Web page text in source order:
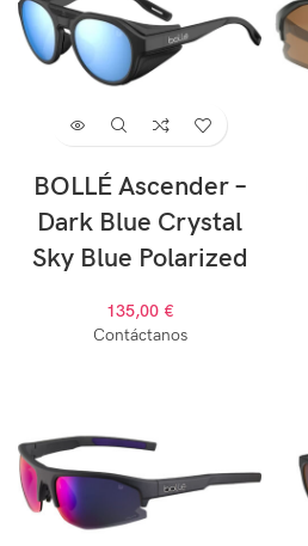
BOLLÉ Ascender –
Dark Blue Crystal
Sky Blue Polarized
135,00 €
Contáctanos